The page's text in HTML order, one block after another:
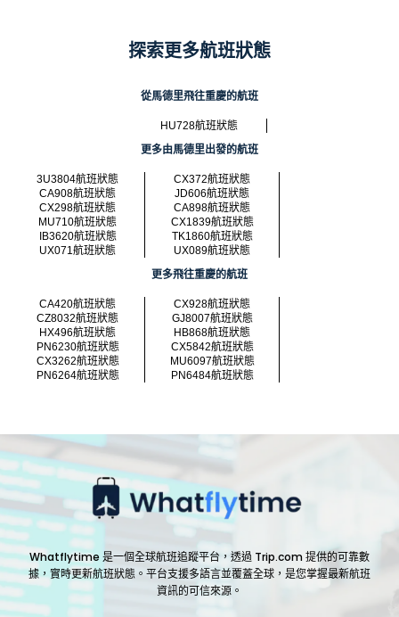
探索更多航班狀態
從馬德里飛往重慶的航班
HU728航班狀態
更多由馬德里出發的航班
3U3804航班狀態
CX372航班狀態
CA908航班狀態
JD606航班狀態
CX298航班狀態
CA898航班狀態
MU710航班狀態
CX1839航班狀態
IB3620航班狀態
TK1860航班狀態
UX071航班狀態
UX089航班狀態
更多飛往重慶的航班
CA420航班狀態
CX928航班狀態
CZ8032航班狀態
GJ8007航班狀態
HX496航班狀態
HB868航班狀態
PN6230航班狀態
CX5842航班狀態
CX3262航班狀態
MU6097航班狀態
PN6264航班狀態
PN6484航班狀態
Whatflytime 是一個全球航班追蹤平台，透過 Trip.com 提供的可靠數
據，實時更新航班狀態。平台支援多語言並覆蓋全球，是您掌握最新航班
資訊的可信來源。